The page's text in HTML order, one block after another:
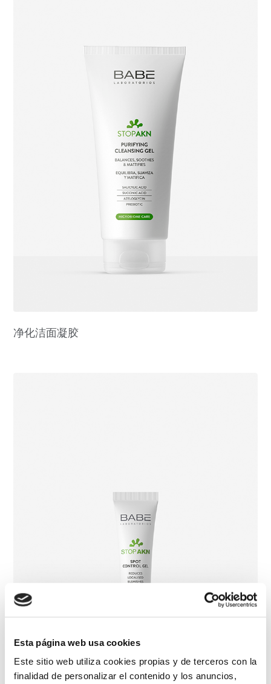
Esta página web usa cookies
Este sitio web utiliza cookies propias y de terceros con la
finalidad de personalizar el contenido y los anuncios,
净化洁面凝胶